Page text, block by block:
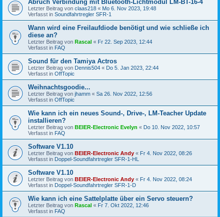
Abruch Verbindung mit Bluetooth-Lichtmodul LM-BT-16-4
Letzter Beitrag von claas218 « Mo 6. Nov 2023, 19:48
Verfasst in Soundfahrtregler SFR-1
Wann wird eine Freilaufdiode benötigt und wie schließe ich
diese an?
Letzter Beitrag von Rascal « Fr 22. Sep 2023, 12:44
Verfasst in FAQ
Sound für den Tamiya Actros
Letzter Beitrag von Dennis504 « Do 5. Jan 2023, 22:44
Verfasst in OffTopic
Weihnachtsgoodie...
Letzter Beitrag von jhamm « Sa 26. Nov 2022, 12:56
Verfasst in OffTopic
Wie kann ich ein neues Sound-, Drive-, LM-Teacher Update
installieren?
Letzter Beitrag von BEIER-Electronic Evelyn « Do 10. Nov 2022, 10:57
Verfasst in FAQ
Software V1.10
Letzter Beitrag von BEIER-Electronic Andy « Fr 4. Nov 2022, 08:26
Verfasst in Doppel-Soundfahrtregler SFR-1-HL
Software V1.10
Letzter Beitrag von BEIER-Electronic Andy « Fr 4. Nov 2022, 08:24
Verfasst in Doppel-Soundfahrtregler SFR-1-D
Wie kann ich eine Sattelplatte über ein Servo steuern?
Letzter Beitrag von Rascal « Fr 7. Okt 2022, 12:46
Verfasst in FAQ